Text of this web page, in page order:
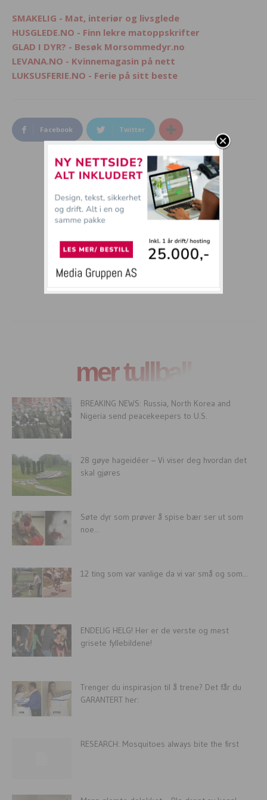
SMAKELIG - Mat, interiør og livsglede
HUSGLEDE.NO - Finn lekre matoppskrifter
GLAD I DYR? - Besøk Morsommedyr.no
LEVANA.NO - Kvinnemagasin på nett
LUKSUSFERIE.NO - Ferie på sitt beste
Facebook Twitter
mer tullball
BREAKING NEWS: Russia, North Korea and
Nigeria send peacekeepers to U.S.
28 gøye hageidéer – Vi viser deg hvordan det
skal gjøres
Søte dyr som prøver å spise bær ser ut som
noe...
12 ting som var vanlige da vi var små og som...
ENDELIG HELG! Her er de verste og mest
grisete fyllebildene!
Trenger du inspirasjon til å trene? Det får du
GARANTERT her:
RESEARCH: Mosquitoes always bite the first